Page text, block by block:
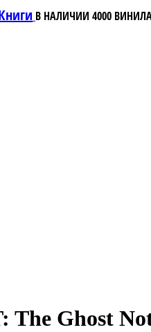
В НАЛИЧИИ 4000
The Ghost